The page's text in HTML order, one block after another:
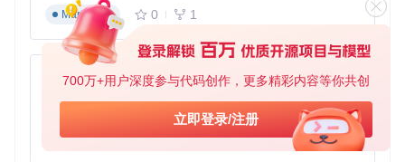
700万+用户深度参与代码创作，更多精彩内容等你共创
立即登录/注册
macOS：双击运行 OpCore-Simplify.command
Linux：终端执行
硬件画像生成
图2：硬件报告选择界面，支持导入或生成系统硬件配置档案
在欢迎界面点击"Select Hardware Report"按钮
选择"Export Hardware Report"生成当前系统硬件档案
等待扫描完成（通常需要30-60秒）
Markdown
0 1
py-xiaozhi
基于Python的Xiaozhi AI，适用于想要完整Xiaozhi体验而无需拥有专用硬件的用户。
Python
0 1